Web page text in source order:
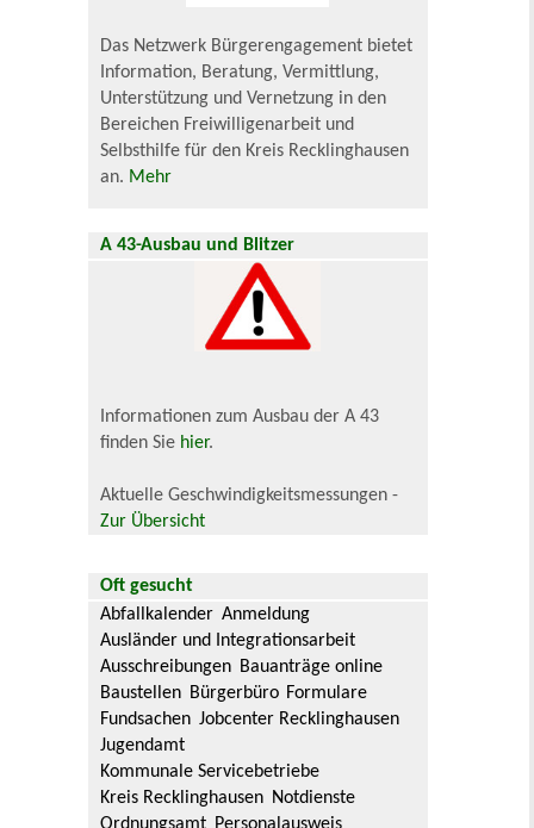
Das Netzwerk Bürgerengagement bietet
Information, Beratung, Vermittlung,
Unterstützung und Vernetzung in den
Bereichen Freiwilligenarbeit und
Selbsthilfe für den Kreis Recklinghausen
an. Mehr
A 43-Ausbau und Blitzer
Informationen zum Ausbau der A 43
finden Sie hier.
Aktuelle Geschwindigkeitsmessungen -
Zur Übersicht
Oft gesucht
Abfallkalender Anmeldung
Ausländer und Integrationsarbeit
Ausschreibungen Bauanträge online
Baustellen Bürgerbüro Formulare
Fundsachen Jobcenter Recklinghausen
Jugendamt
Kommunale Servicebetriebe
Kreis Recklinghausen Notdienste